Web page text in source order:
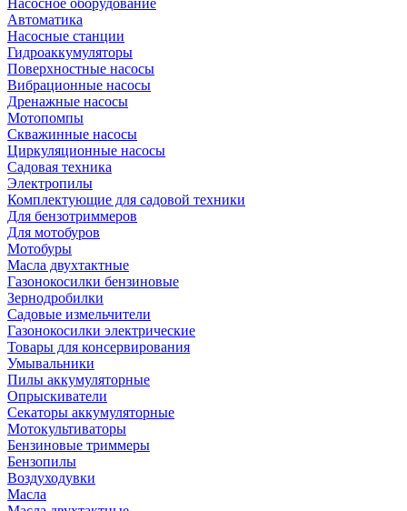
Насосное оборудование
Автоматика
Насосные станции
Гидроаккумуляторы
Поверхностные насосы
Вибрационные насосы
Дренажные насосы
Мотопомпы
Скважинные насосы
Циркуляционные насосы
Садовая техника
Электропилы
Комплектующие для садовой техники
Для бензотриммеров
Для мотобуров
Мотобуры
Масла двухтактные
Газонокосилки бензиновые
Зернодробилки
Садовые измельчители
Газонокосилки электрические
Товары для консервирования
Умывальники
Пилы аккумуляторные
Опрыскиватели
Секаторы аккумуляторные
Мотокультиваторы
Бензиновые триммеры
Бензопилы
Воздуходувки
Масла